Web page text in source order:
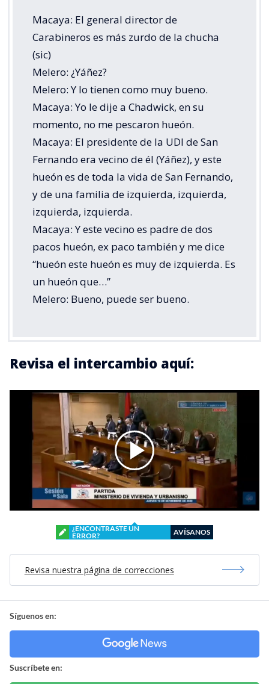
Macaya: El general director de
Carabineros es más zurdo de la chucha
(sic)
Melero: ¿Yáñez?
Melero: Y lo tienen como muy bueno.
Macaya: Yo le dije a Chadwick, en su
momento, no me pescaron hueón.
Macaya: El presidente de la UDI de San
Fernando era vecino de él (Yáñez), y este
hueón es de toda la vida de San Fernando,
y de una familia de izquierda, izquierda,
izquierda, izquierda.
Macaya: Y este vecino es padre de dos
pacos hueón, ex paco también y me dice
“hueón este hueón es muy de izquierda. Es
un hueón que…”
Melero: Bueno, puede ser bueno.
Revisa el intercambio aquí:
¿ENCONTRASTE UN
ERROR?
AVÍSANOS
Revisa nuestra página de correcciones
Síguenos en:
Suscríbete en: